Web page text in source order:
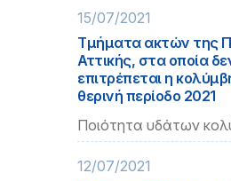
15/07/2021
Τμήματα ακτών της
Αττικής, στα οποία
επιτρέπεται η
θερινή περίοδο 2021
Ποιότητα υδάτων
12/07/2021